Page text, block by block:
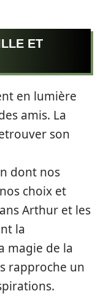
ET
en lumière
amis. La
son
dont nos
choix et
Arthur et les
la
magie de la
rapproche un